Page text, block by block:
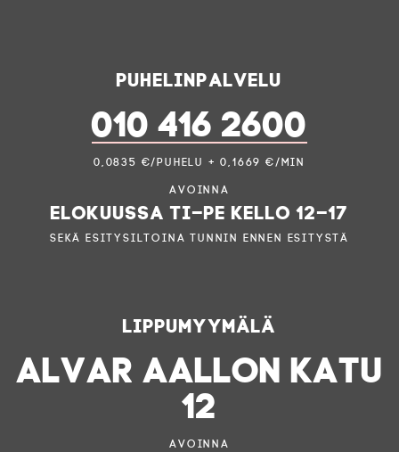
Puhelinpalvelu
010 416 2600
0,0835 €/puhelu + 0,1669 €/min
Avoinna
elokuussa ti–pe kello 12–17
sekä esitysiltoina tunnin ennen esitystä
Lippumyymälä
ALVAR AALLON KATU
12
Avoinna